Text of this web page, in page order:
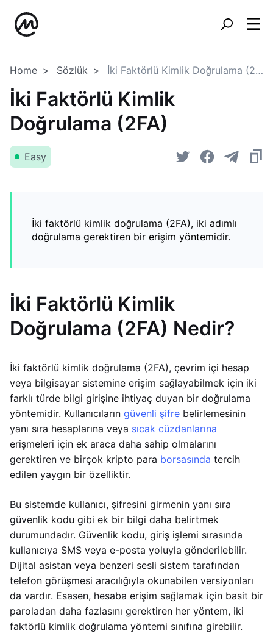
Home Sözlük İki Faktörlü Kimlik Doğrulama (2FA)
İki Faktörlü Kimlik
Doğrulama (2FA)
Easy
İki faktörlü kimlik doğrulama (2FA), iki adımlı
doğrulama gerektiren bir erişim yöntemidir.
İki Faktörlü Kimlik
Doğrulama (2FA) Nedir?
İki faktörlü kimlik doğrulama (2FA), çevrim içi hesap
veya bilgisayar sistemine erişim sağlayabilmek için iki
farklı türde bilgi girişine ihtiyaç duyan bir doğrulama
yöntemidir. Kullanıcıların güvenli şifre belirlemesinin
yanı sıra hesaplarına veya sıcak cüzdanlarına
erişmeleri için ek araca daha sahip olmalarını
gerektiren ve birçok kripto para borsasında tercih
edilen yaygın bir özelliktir.
Bu sistemde kullanıcı, şifresini girmenin yanı sıra
güvenlik kodu gibi ek bir bilgi daha belirtmek
durumundadır. Güvenlik kodu, giriş işlemi sırasında
kullanıcıya SMS veya e-posta yoluyla gönderilebilir.
Dijital asistan veya benzeri sesli sistem tarafından
telefon görüşmesi aracılığıyla okunabilen versiyonları
da vardır. Esasen, hesaba erişim sağlamak için basit bir
paroladan daha fazlasını gerektiren her yöntem, iki
faktörlü kimlik doğrulama yöntemi sınıfına girebilir.